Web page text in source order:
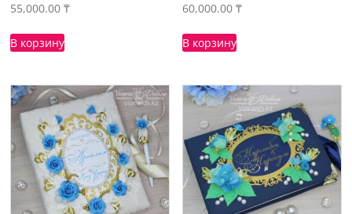
55,000.00₸
В корзину
60,000.00₸
В корзину